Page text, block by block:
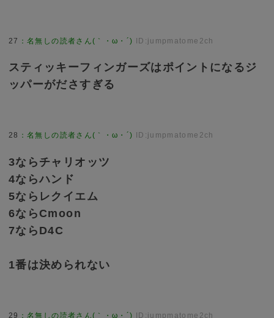
27 ：名無しの読者さん(｀・ω・´) ID:jumpmatome2ch
スティッキーフィンガーズはポイントになるジ
ッパーがださすぎる
28 ：名無しの読者さん(｀・ω・´) ID:jumpmatome2ch
3ならチャリオッツ
4ならハンド
5ならレクイエム
6ならCmoon
7ならD4C
1番は決められない
29 ：名無しの読者さん(｀・ω・´) ID:jumpmatome2ch